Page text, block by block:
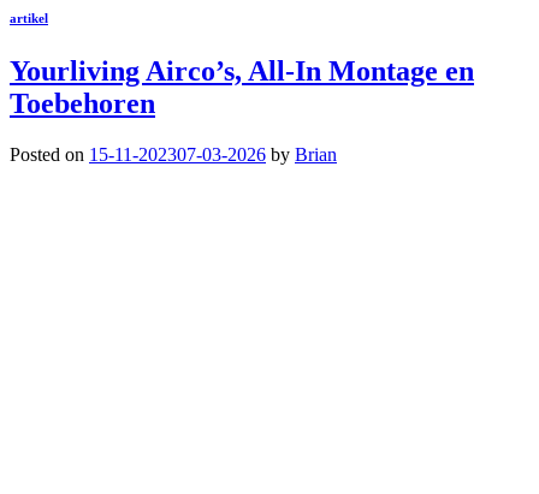
artikel
Yourliving Airco’s, All-In Montage en
Toebehoren
Posted on 15-11-202307-03-2026 by Brian